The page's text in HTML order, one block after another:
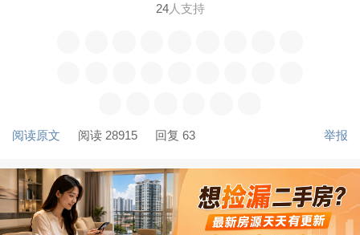
24人支持
阅读原文 阅读 28915 回复 63 举报